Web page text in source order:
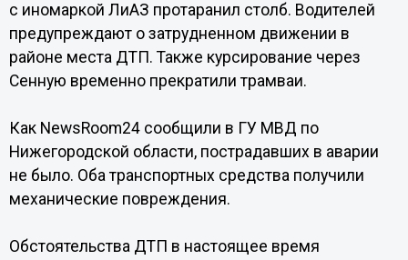
с иномаркой ЛиАЗ протаранил столб. Водителей
предупреждают о затрудненном движении в
районе места ДТП. Также курсирование через
Сенную временно прекратили трамваи.
Как NewsRoom24 сообщили в ГУ МВД по
Нижегородской области, пострадавших в аварии
не было. Оба транспортных средства получили
механические повреждения.
Обстоятельства ДТП в настоящее время